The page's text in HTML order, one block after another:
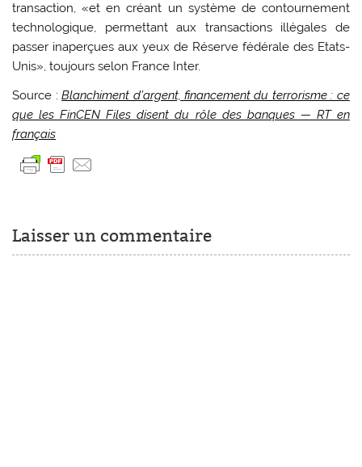
transaction, «et en créant un système de contournement
technologique, permettant aux transactions illégales de
passer inaperçues aux yeux de Réserve fédérale des Etats-
Unis», toujours selon France Inter.
Source :Blanchiment d’argent, financement du terrorisme : ce
que les FinCEN Files disent du rôle des banques — RT en
français
Laisser un commentaire